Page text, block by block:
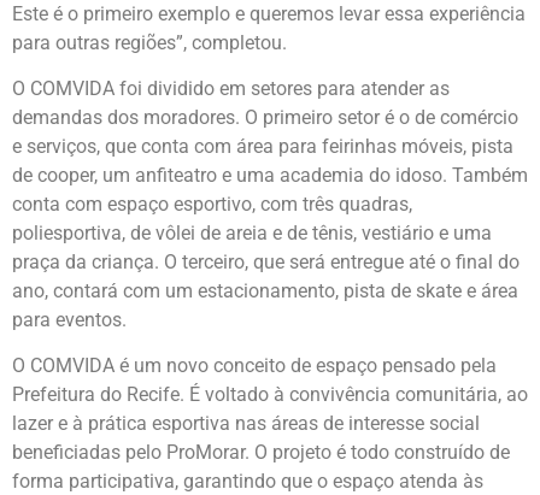
Este é o primeiro exemplo e queremos levar essa experiência
para outras regiões”, completou.
O COMVIDA foi dividido em setores para atender as
demandas dos moradores. O primeiro setor é o de comércio
e serviços, que conta com área para feirinhas móveis, pista
de cooper, um anfiteatro e uma academia do idoso. Também
conta com espaço esportivo, com três quadras,
poliesportiva, de vôlei de areia e de tênis, vestiário e uma
praça da criança. O terceiro, que será entregue até o final do
ano, contará com um estacionamento, pista de skate e área
para eventos.
O COMVIDA é um novo conceito de espaço pensado pela
Prefeitura do Recife. É voltado à convivência comunitária, ao
lazer e à prática esportiva nas áreas de interesse social
beneficiadas pelo ProMorar. O projeto é todo construído de
forma participativa, garantindo que o espaço atenda às